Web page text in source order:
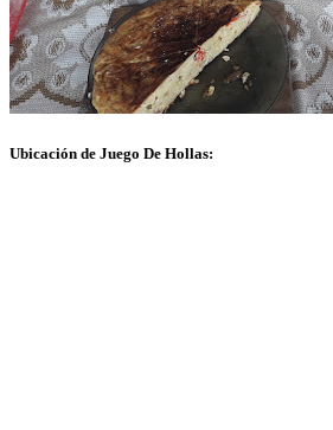
Ubicación de Juego De Hollas: